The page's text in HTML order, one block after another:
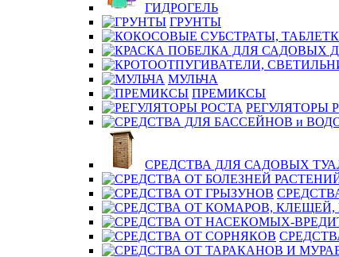
ГИДРОГЕЛЬ
ГРУНТЫ
МУЛЬЧА
ПРЕМИКСЫ
РЕГУЛЯТОРЫ
СРЕДСТВА ДЛЯ САДОВЫХ